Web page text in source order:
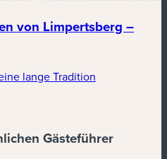
von Limpertsberg –
lange Tradition
Gästeführer